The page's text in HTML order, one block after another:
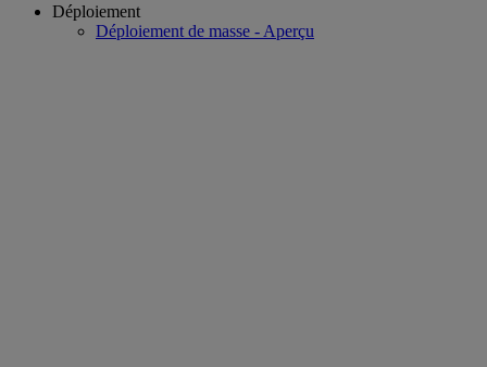
Déploiement
Déploiement de masse - Aperçu